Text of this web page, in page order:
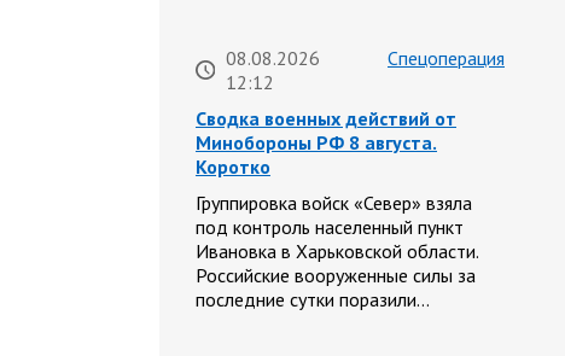
08.08.2026
12:12
Спецоперация
Сводка военных действий от
Минобороны РФ 8 августа.
Коротко
Группировка войск «Север» взяла
под контроль населенный пункт
Ивановка в Харьковской области.
Российские вооруженные силы за
последние сутки поразили…